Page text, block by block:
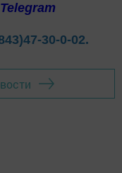
Telegram
30-0-02.